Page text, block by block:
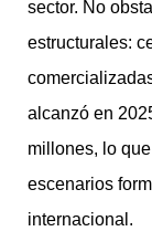
sector. No
estructurales:
alcanzó en
millones, lo
escenarios
internacional.